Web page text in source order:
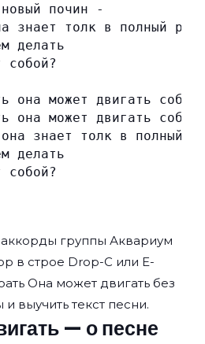
почин -
знает толк в полный
делать
собой?
она может двигать собой
она может двигать собой
знает толк в полный
делать
собой?
группы Аквариум
в строе Drop-C или E-
Она может двигать без
выучить текст песни.
— о песне